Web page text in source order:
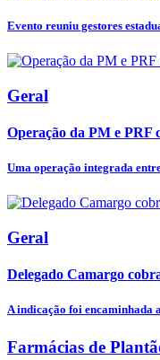
Evento reuniu gestores
Geral
Operação da PM e PRF
Uma operação integrada
Geral
Delegado Camargo
A indicação foi encaminhada
Farmácias de